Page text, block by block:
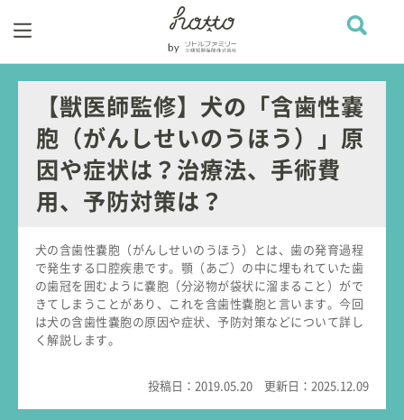
【獣医師監修】犬の「含歯性嚢
胞（がんしせいのうほう）」原
因や症状は？治療法、手術費
用、予防対策は？
犬の含歯性嚢胞（がんしせいのうほう）とは、歯の発育過程
で発生する口腔疾患です。顎（あご）の中に埋もれていた歯
の歯冠を囲むように嚢胞（分泌物が袋状に溜まること）がで
きてしまうことがあり、これを含歯性嚢胞と言います。今回
は犬の含歯性嚢胞の原因や症状、予防対策などについて詳し
く解説します。
投稿日：2019.05.20 更新日：2025.12.09